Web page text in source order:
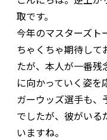
取です。
今年のマスターズト
ちゃくちゃ期待して
たが、本人が一番
に向かっていく姿を
ガーウッズ選手も
でしたが、彼がいる
いますね。